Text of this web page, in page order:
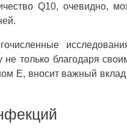
Q10, очевидно,
только благодаря
Е, вносит важный